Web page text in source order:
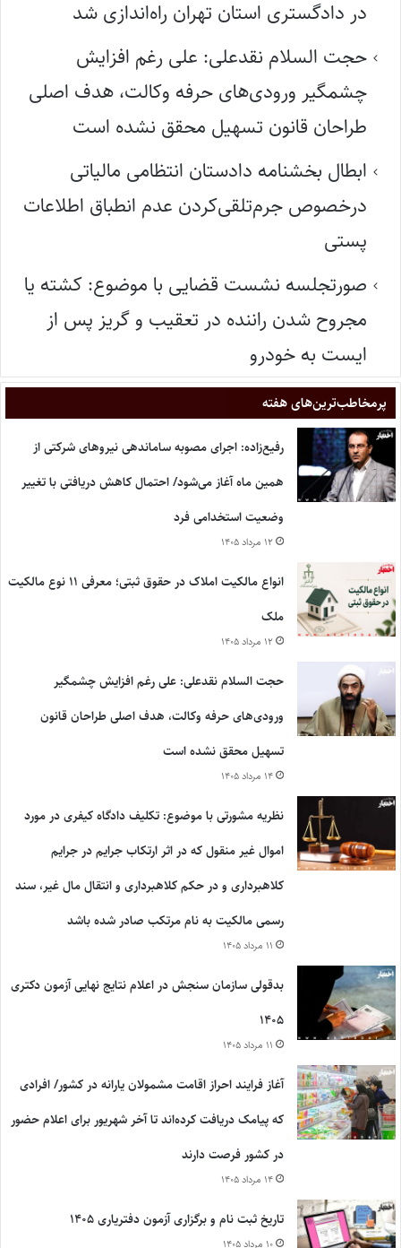
در دادگستری استان تهران راه‌اندازی شد
حجت السلام نقدعلی: علی رغم افزایش
چشمگیر ورودی‌های حرفه وکالت، هدف اصلی
طراحان قانون تسهیل محقق نشده است
ابطال بخشنامه دادستان انتظامی مالیاتی
درخصوص جرم‌تلقی‌کردن عدم انطباق اطلاعات
پستی
صورتجلسه نشست قضایی با موضوع: کشته یا
مجروح شدن راننده در تعقیب و گریز پس از
ایست به خودرو
پر‌مخاطب‌ترین‌های هفته
رفیع‌زاده: اجرای مصوبه ساماندهی نیروهای شرکتی از
همین ماه آغاز می‌شود/ احتمال کاهش دریافتی با تغییر
وضعیت استخدامی فرد
۱۲ مرداد ۱۴۰۵
انواع مالکیت املاک در حقوق ثبتی؛ معرفی ۱۱ نوع مالکیت
ملک
۱۲ مرداد ۱۴۰۵
حجت السلام نقدعلی: علی رغم افزایش چشمگیر
ورودی‌های حرفه وکالت، هدف اصلی طراحان قانون
تسهیل محقق نشده است
۱۴ مرداد ۱۴۰۵
نظریه مشورتی با موضوع: تکلیف دادگاه کیفری در مورد
اموال غیر منقول که در اثر ارتکاب جرایم در جرایم
کلاهبرداری و در حکم کلاهبرداری و انتقال مال غیر، سند
رسمی مالکیت به نام مرتکب صادر شده باشد
۱۱ مرداد ۱۴۰۵
بدقولی سازمان سنجش در اعلام نتایج نهایی آزمون دکتری
۱۴۰۵
۱۱ مرداد ۱۴۰۵
آغاز فرایند احراز اقامت مشمولان یارانه در کشور/ افرادی
که پیامک دریافت کرده‌اند تا آخر شهریور برای اعلام حضور
در کشور فرصت دارند
۱۴ مرداد ۱۴۰۵
تاریخ ثبت نام و برگزاری آزمون دفتریاری ۱۴۰۵
۱۰ مرداد ۱۴۰۵